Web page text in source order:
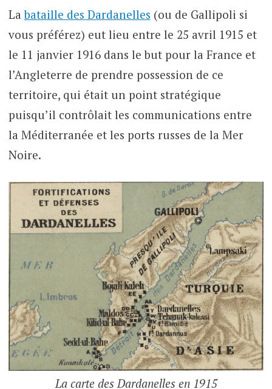
Labataille des Dardanelles (ou de Gallipoli si
vous préférez) eut lieu entre le 25 avril 1915 et
le 11 janvier 1916 dans le but pour la France et
l’Angleterre de prendre possession de ce
territoire, qui était un point stratégique
puisqu’il contrôlait les communications entre
la Méditerranée et les ports russes de la Mer
Noire.
La carte des Dardanelles en 1915